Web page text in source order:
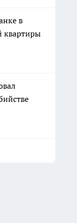
в
квартиры